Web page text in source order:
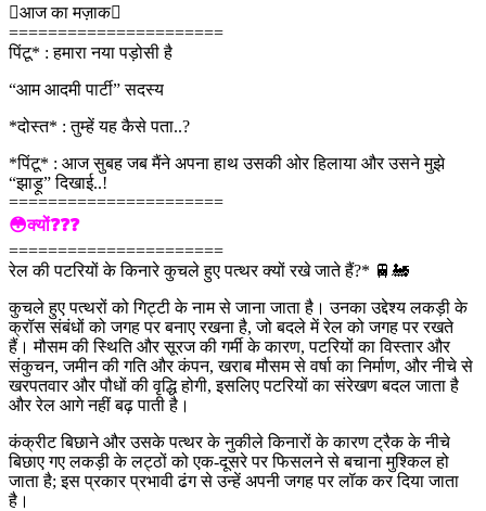
आज का मज़ाक
======================
पिंटू* : हमारा नया पड़ोसी है
“आम आदमी पार्टी” सदस्य
*दोस्त* : तुम्हें यह कैसे पता..?
*पिंटू* : आज सुबह जब मैंने अपना हाथ उसकी ओर हिलाया और उसने मुझे
“झाड़ू” दिखाई..!
======================
😳क्यों❓❓❓
======================
रेल की पटरियों के किनारे कुचले हुए पत्थर क्यों रखे जाते हैं?* 🚆🚂
कुचले हुए पत्थरों को गिट्टी के नाम से जाना जाता है। उनका उद्देश्य लकड़ी के
क्रॉस संबंधों को जगह पर बनाए रखना है, जो बदले में रेल को जगह पर रखते
हैं। मौसम की स्थिति और सूरज की गर्मी के कारण, पटरियों का विस्तार और
संकुचन, जमीन की गति और कंपन, खराब मौसम से वर्षा का निर्माण, और नीचे से
खरपतवार और पौधों की वृद्धि होगी, इसलिए पटरियों का संरेखण बदल जाता है
और रेल आगे नहीं बढ़ पाती है।
कंक्रीट बिछाने और उसके पत्थर के नुकीले किनारों के कारण ट्रैक के नीचे
बिछाए गए लकड़ी के लट्ठों को एक-दूसरे पर फिसलने से बचाना मुश्किल हो
जाता है; इस प्रकार प्रभावी ढंग से उन्हें अपनी जगह पर लॉक कर दिया जाता
है।